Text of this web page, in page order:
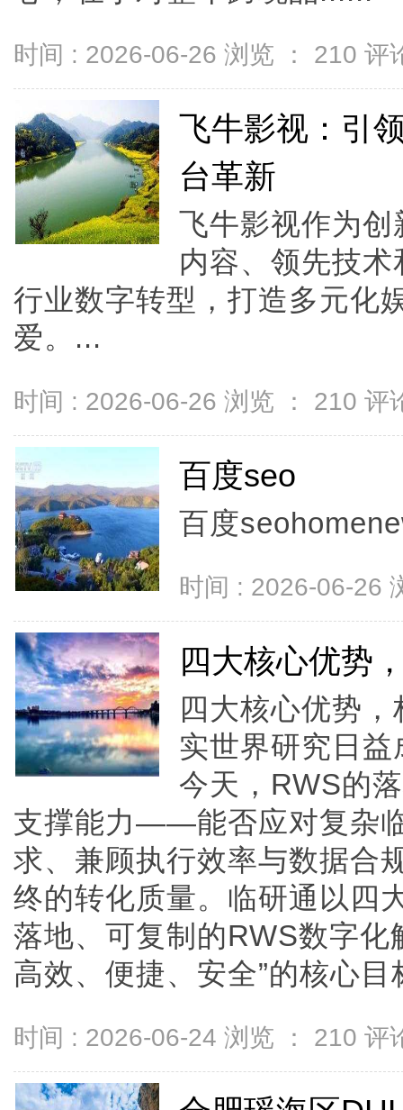
时间 : 2026-06-26 浏览 ： 210 评
飞牛影视：引
台革新
飞牛影视作为
内容、领先技
行业数字转型，打造多元化
爱。...
时间 : 2026-06-26 浏览 ： 210 评
百度seo
百度
时间 : 2026-06-26
四大核心优势
四大核心优势
实世界研究日益
今天，RWS的
支撑能力——能否应对复杂
求、兼顾执行效率与数据合
终的转化质量。临研通以四
落地、可复制的RWS数字化
高效、便捷、安全”的核心
时间 : 2026-06-24 浏览 ： 210 评